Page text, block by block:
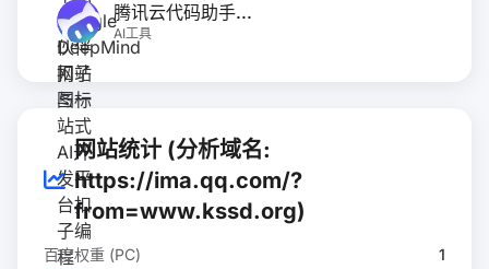
腾讯云代码助手...
AI工具
网站统计 (分析域名:
https://ima.qq.com/?
from=www.kssd.org)
百度权重 (PC) 1